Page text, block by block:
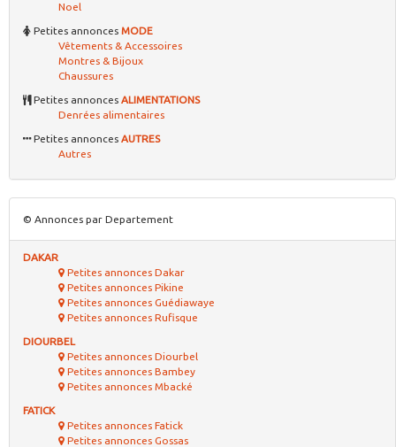
Noel
Petites annonces MODE
Vêtements & Accessoires
Montres & Bijoux
Chaussures
Petites annonces ALIMENTATIONS
Denrées alimentaires
Petites annonces AUTRES
Autres
© Annonces par Departement
DAKAR
Petites annonces Dakar
Petites annonces Pikine
Petites annonces Guédiawaye
Petites annonces Rufisque
DIOURBEL
Petites annonces Diourbel
Petites annonces Bambey
Petites annonces Mbacké
FATICK
Petites annonces Fatick
Petites annonces Gossas